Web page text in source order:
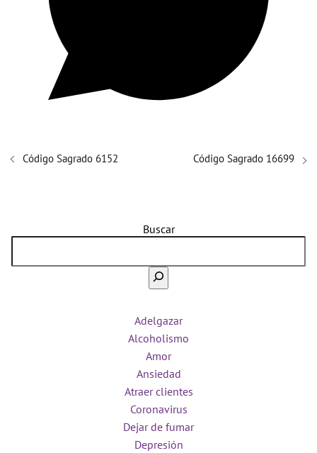
Código Sagrado 6152 Código Sagrado 16699
Buscar
Adelgazar
Alcoholismo
Amor
Ansiedad
Atraer clientes
Coronavirus
Dejar de fumar
Depresión